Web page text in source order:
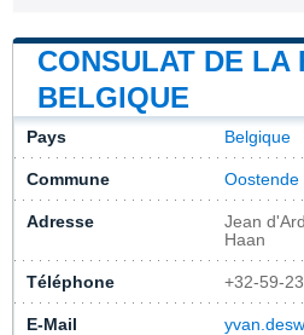
CONSULAT DE LA
BELGIQUE
Pays Belgique
Commune Oostende
Adresse
Jean
Haan
Téléphone +32-59-
E-Mail